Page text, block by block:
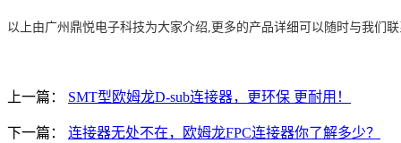
以上由广州鼎悦电子科技为大家介绍,更多的产品详细可以随时与我们
上一篇： SMT型欧姆龙D-sub连接器，更环保 更耐用！
下一篇： 连接器无处不在，欧姆龙FPC连接器你了解多少？